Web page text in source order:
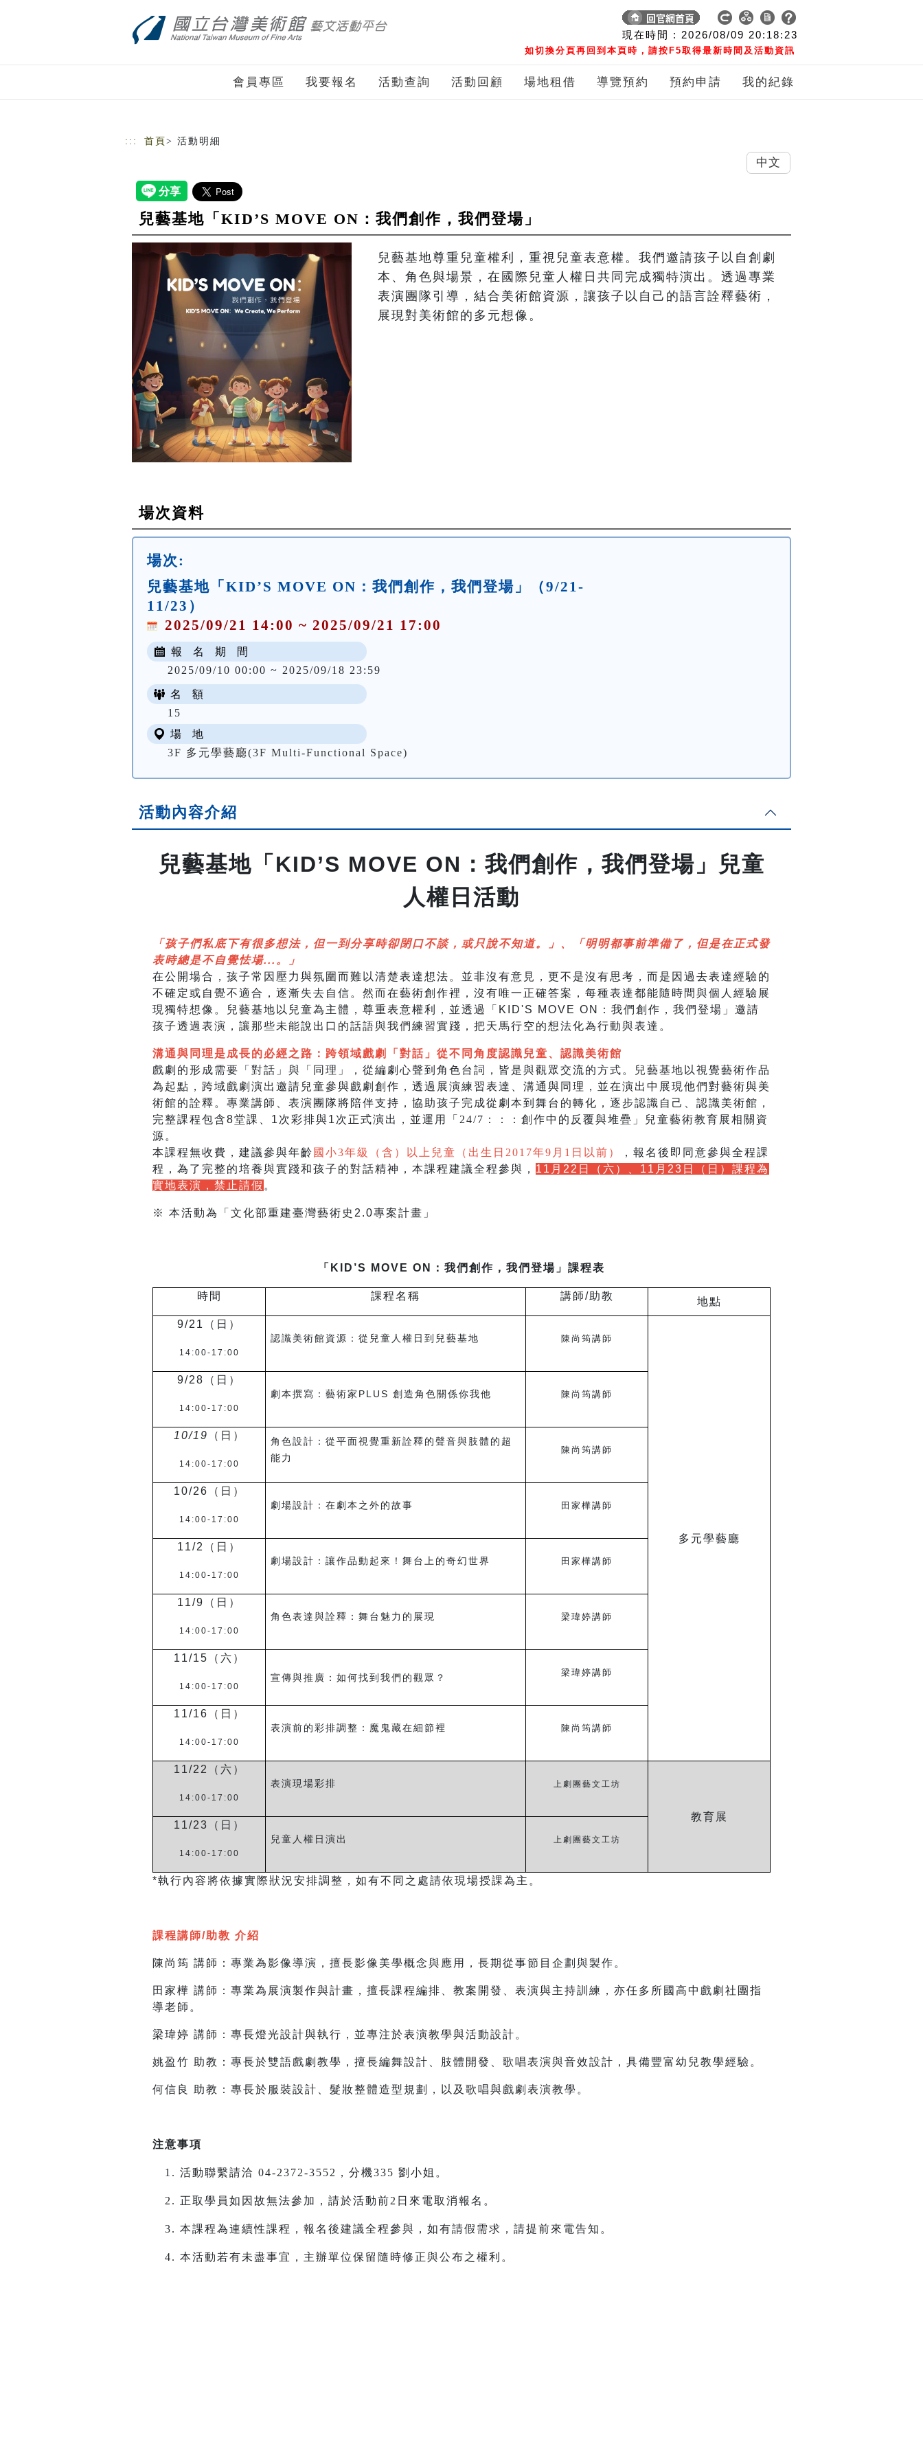
現在時間 : 2026/08/09 20:18:24
如切換分頁再回到本頁時，請按F5取得最新時間及活動資訊
會員專區 我要報名 活動查詢 活動回顧 場地租借 導覽預約 預約申請 我的紀錄
::: 首頁 > 活動明細
兒藝基地「KID’S MOVE ON：我們創作，我們登場」
兒藝基地尊重兒童權利，重視兒童表意權。我們邀請孩子以自創劇
本、角色與場景，在國際兒童人權日共同完成獨特演出。透過專業
表演團隊引導，結合美術館資源，讓孩子以自己的語言詮釋藝術，
展現對美術館的多元想像。
場次資料
場次:
兒藝基地「KID’S MOVE ON：我們創作，我們登場」（9/21-
11/23）
2025/09/21 14:00 ~ 2025/09/21 17:00
報 名 期 間
2025/09/10 00:00 ~ 2025/09/18 23:59
名 額
15
場 地
3F 多元學藝廳(3F Multi-Functional Space)
活動內容介紹
兒藝基地「KID’S MOVE ON：我們創作，我們登場」兒童
人權日活動
「孩子們私底下有很多想法，但一到分享時卻閉口不談，或只說不知道。」
、「明明都事前準備了，但是在正式發
表時總是不自覺怯場...。」
在公開場合，孩子常因壓力與氛圍而難以清楚表達想法。並非沒有意見，更不是沒有思考，而是因過去表達經驗的
不確定或自覺不適合，逐漸失去自信。然而在藝術創作裡，沒有唯一正確答案，每種表達都能隨時間與個人經驗展
現獨特想像。兒藝基地以兒童為主體，尊重表意權利，並透過「KID'S MOVE ON：我們創作，我們登場」邀請
孩子透過表演，讓那些未能說出口的話語與我們練習實踐，把天馬行空的想法化為行動與表達。
溝通與同理是成長的必經之路：跨領域戲劇「對話」從不同角度認識兒童、認識美術館
戲劇的形成需要「對話」與「同理」，從編劇心聲到角色台詞，皆是與觀眾交流的方式。兒藝基地以視覺藝術作品
為起點，跨域戲劇演出邀請兒童參與戲劇創作，透過展演練習表達、溝通與同理，並在演出中展現他們對藝術與美
術館的詮釋。專業講師、表演團隊將陪伴支持，協助孩子完成從劇本到舞台的轉化，逐步認識自己、認識美術館，
完整課程包含8堂課、1次彩排與1次正式演出，並運用
「24/7：：：創作中的反覆與堆疊」兒童藝術教育展相關資
源。
本課程無收費，建議參與年齡 國小3年級（含）以上兒童（出生日2017年9月1日以前）
，報名後即同意參與全程課
程，為了完整的培養與實踐和孩子的對話精神，本課程建議全程參與， 11月22日（六）、11月23日（日）課程為
實地表演，禁止請假 。
※ 本活動為「文化部重建臺灣藝術史2.0專案計畫」
「KID’S MOVE ON：我們創作，我們登場」課程表
時間 課程名稱 講師/助教
地點
9/21
（日）
14:00-17:00
認識美術館資源：從兒童人權日到兒藝基地 陳尚筠講師
多元學藝廳
9/28 （日）
14:00-17:00
劇本撰寫：藝術家PLUS 創造角色關係你我他 陳尚筠講師
10/19 （日）
14:00-17:00
角色設計：從平面視覺重新詮釋的聲音與肢體的超
能力
陳尚筠講師
10/26 （日）
14:00-17:00
劇場設計：在劇本之外的故事 田家樺講師
11/2 （日）
14:00-17:00
劇場設計：讓作品動起來！舞台上的奇幻世界 田家樺講師
11/9 （日）
14:00-17:00
角色表達與詮釋：舞台魅力的展現 梁瑋婷講師
11/15 （六）
14:00-17:00
宣傳與推廣：如何找到我們的觀眾？ 梁瑋婷講師
11/16 （日）
14:00-17:00
表演前的彩排調整：魔鬼藏在細節裡 陳尚筠講師
11/22 （六）
14:00-17:00
表演現場彩排 上劇團藝文工坊
教育展
11/23 （日）
14:00-17:00
兒童人權日演出 上劇團藝文工坊
*執行內容將依據實際狀況安排調整，如有不同之處請依現場授課為主。
課程講師/助教 介紹
陳尚筠 講師：專業為影像導演，擅長影像美學概念與應用，長期從事節目企劃與製作。
田家樺 講師：專業為展演製作與計畫，擅長課程編排、教案開發、表演與主持訓練，亦任多所國高中戲劇社團指
導老師。
梁瑋婷 講師：專長燈光設計與執行，並專注於表演教學與活動設計。
姚盈竹 助教：專長於雙語戲劇教學，擅長編舞設計、肢體開發、歌唱表演與音效設計，具備豐富幼兒教學經驗。
何信良 助教：專長於服裝設計、髮妝整體造型規劃，以及歌唱與戲劇表演教學。
注意事項
活動聯繫請洽 04-2372-3552，分機335 劉小姐。
正取學員如因故無法參加，請於活動前2日來電取消報名。
本課程為連續性課程，報名後建議全程參與，如有請假需求，請提前來電告知。
本活動若有未盡事宜，主辦單位保留隨時修正與公布之權利。